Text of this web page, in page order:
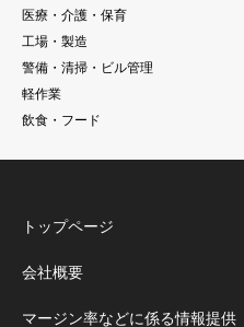
医療・介護・保育
工場・製造
警備・清掃・ビル管理
軽作業
飲食・フード
トップページ
会社概要
マージン率などに係る情報提供